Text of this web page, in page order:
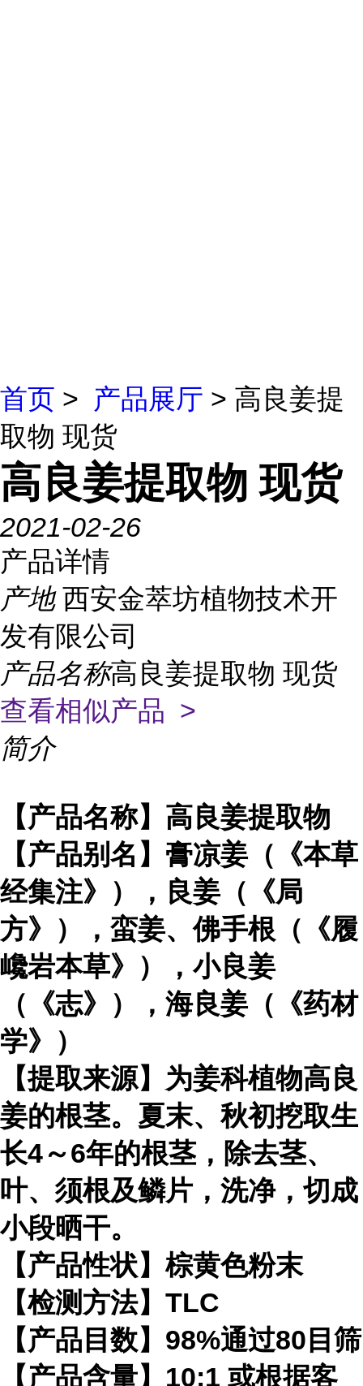
首页 > 产品展厅 > 高良姜提
取物 现货
高良姜提取物 现货
2021-02-26
产品详情
产地 西安金萃坊植物技术开
发有限公司
产品名称高良姜提取物 现货
查看相似产品 >
简介
【产品名称】高良姜提取物
【产品别名】膏凉姜（《本草
经集注》），良姜（《局
方》），蛮姜、佛手根（《履
巉岩本草》），小良姜
（《志》），海良姜（《药材
学》）
【提取来源】为姜科植物高良
姜的根茎。夏末、秋初挖取生
长4～6年的根茎，除去茎、
叶、须根及鳞片，洗净，切成
小段晒干。
【产品性状】棕黄色粉末
【检测方法】TLC
【产品目数】98%通过80目筛
【产品含量】10:1 或根据客